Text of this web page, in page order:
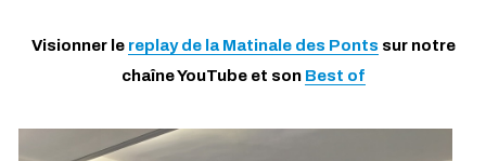
Visionner le replay de la Matinale des Pontssur notre
chaîne YouTube et son Best of